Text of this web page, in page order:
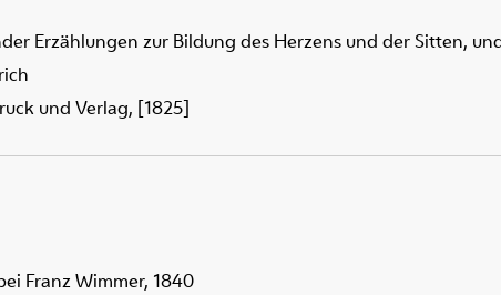
Erzählungen zur Bildung des Herzens und der Sitten,
und Verlag, [1825]
Franz Wimmer, 1840